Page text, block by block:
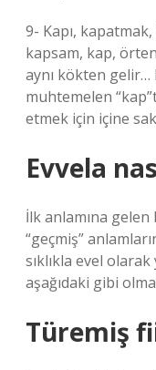
9- Kapı,
kapsam, kap,
aynı kökten
muhtemelen
etmek için içine
Evvela
İlk anlamına gelen
“geçmiş”
sıklıkla evel olarak
aşağıdaki gibi
Türemiş